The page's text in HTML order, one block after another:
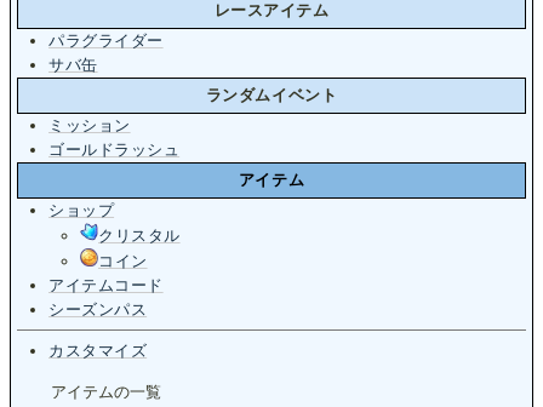
レースアイテム
パラグライダー
サバ缶
ランダムイベント
ミッション
ゴールドラッシュ
アイテム
ショップ
クリスタル
コイン
アイテムコード
シーズンパス
カスタマイズ
アイテムの一覧